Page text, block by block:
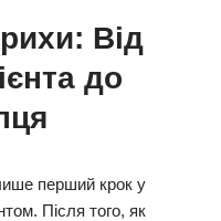
Від
до
перший крок у
Після того, як